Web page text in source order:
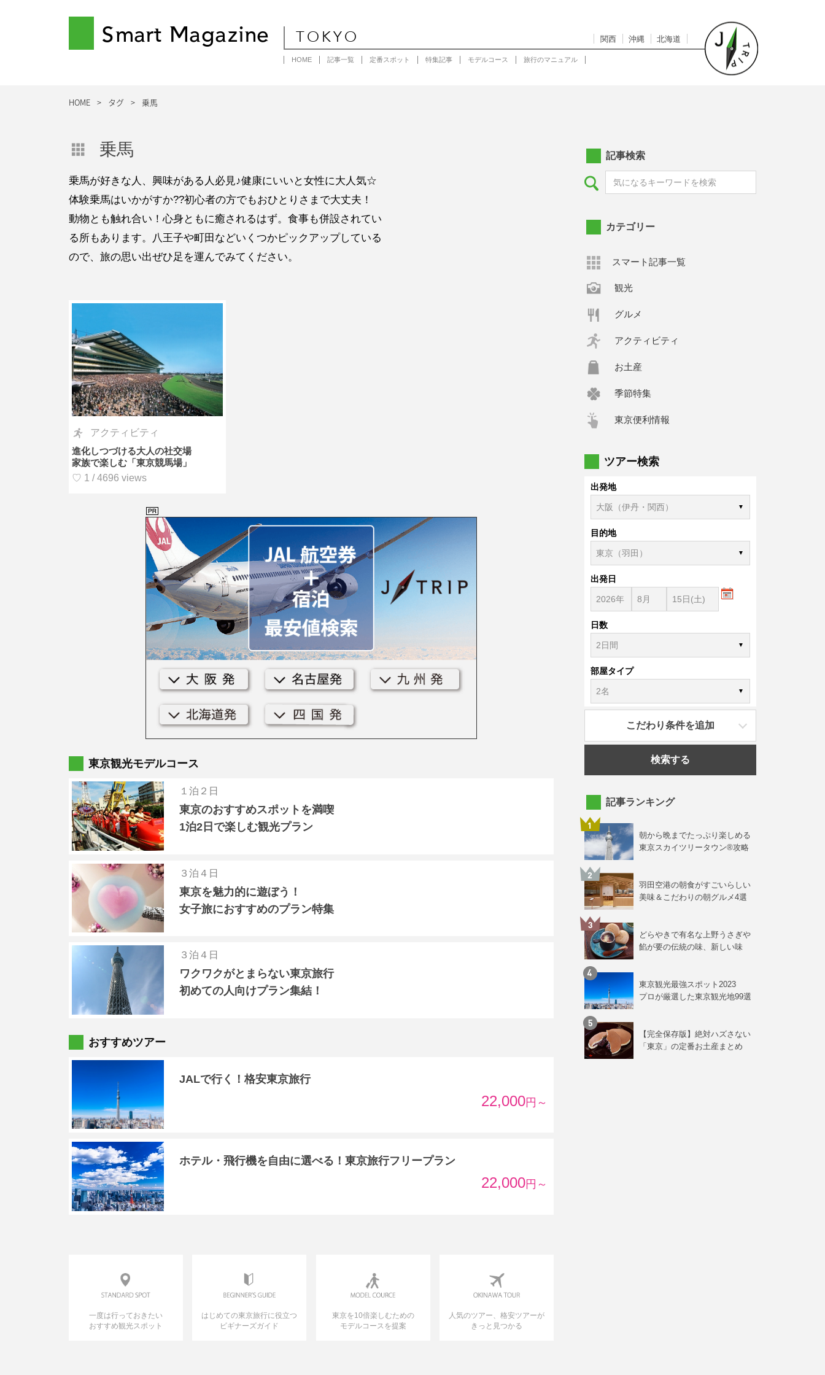
Smart Magazine TOKYO 関西 沖縄 北海道
HOME 記事一覧 定番スポット 特集記事 モデルコース 旅行のマニュアル
HOME タグ 乗馬
乗馬
乗馬が好きな人、興味がある人必見♪健康にいいと女性に大人気☆
体験乗馬はいかがすか??初心者の方でもおひとりさまで大丈夫！
動物とも触れ合い！心身ともに癒されるはず。食事も併設されてい
る所もあります。八王子や町田などいくつかピックアップしている
ので、旅の思い出ぜひ足を運んでみてください。
アクティビティ
進化しつづける大人の社交場
家族で楽しむ「東京競馬場」
♡ 1 / 4696 views
東京観光モデルコース
１泊２日
東京のおすすめスポットを満喫
1泊2日で楽しむ観光プラン
３泊４日
東京を魅力的に遊ぼう！
女子旅におすすめのプラン特集
３泊４日
ワクワクがとまらない東京旅行
初めての人向けプラン集結！
おすすめツアー
JALで行く！格安東京旅行
22,000円～
ホテル・飛行機を自由に選べる！東京旅行フリープラン
22,000円～
一度は行っておきたい
おすすめ観光スポット
はじめての東京旅行に役立つ
ビギナーズガイド
東京を10倍楽しむための
モデルコースを提案
人気のツアー、格安ツアーが
きっと見つかる
記事検索
カテゴリー
スマート記事一覧
観光
グルメ
アクティビティ
お土産
季節特集
東京便利情報
ツアー検索
出発地
目的地
出発日
日数
部屋タイプ
こだわり条件を追加
検索する
記事ランキング
朝から晩までたっぷり楽しめる
東京スカイツリータウン®攻略
羽田空港の朝食がすごいらしい
美味＆こだわりの朝グルメ4選
どらやきで有名な上野うさぎや
餡が要の伝統の味、新しい味
東京観光最強スポット2023
プロが厳選した東京観光地99選
【完全保存版】絶対ハズさない
「東京」の定番お土産まとめ